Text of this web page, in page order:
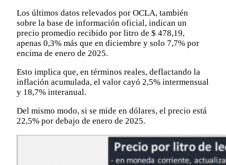
Los últimos datos relevados por OCLA, también
sobre la base de información oficial, indican un
precio promedio recibido por litro de $ 478,19,
apenas 0,3% más que en diciembre y solo 7,7% por
encima de enero de 2025.
Esto implica que, en términos reales, deflactando la
inflación acumulada, el valor cayó 2,5% intermensual
y 18,7% interanual.
Del mismo modo, si se mide en dólares, el precio está
22,5% por debajo de enero de 2025.